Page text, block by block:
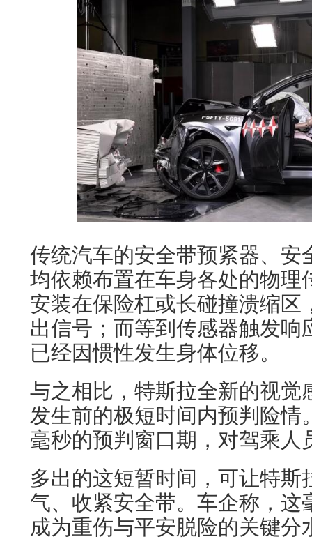
传统汽车的安全带预紧器、安
均依赖布置在车身各处的物理
安装在保险杠或长碰撞溃缩区
出信号；而等到传感器触发响
已经因惯性发生身体位移。
与之相比，特斯拉全新的视觉
发生前的极短时间内预判险情
毫秒的预判窗口期，对驾乘人
多出的这短暂时间，可让特斯
气、收紧安全带。车企称，这
成为重伤与平安脱险的关键分